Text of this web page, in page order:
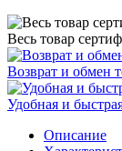
Весь товар
Возврат и обмен
Удобная и
Описание